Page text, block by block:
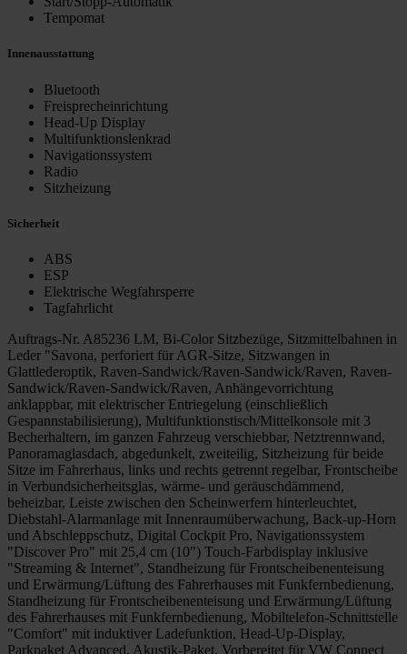
Tempomat
Innenausstattung
Bluetooth
Freisprecheinrichtung
Head-Up Display
Multifunktionslenkrad
Navigationssystem
Radio
Sitzheizung
Sicherheit
ABS
ESP
Elektrische Wegfahrsperre
Tagfahrlicht
Auftrags-Nr. A85236 LM, Bi-Color Sitzbezüge, Sitzmittelbahnen in
Leder "Savona, perforiert für AGR-Sitze, Sitzwangen in
Glattlederoptik, Raven-Sandwick/Raven-Sandwick/Raven, Raven-
Sandwick/Raven-Sandwick/Raven, Anhängevorrichtung
anklappbar, mit elektrischer Entriegelung (einschließlich
Gespannstabilisierung), Multifunktionstisch/Mittelkonsole mit 3
Becherhaltern, im ganzen Fahrzeug verschiebbar, Netztrennwand,
Panoramaglasdach, abgedunkelt, zweiteilig, Sitzheizung für beide
Sitze im Fahrerhaus, links und rechts getrennt regelbar, Frontscheibe
in Verbundsicherheitsglas, wärme- und geräuschdämmend,
beheizbar, Leiste zwischen den Scheinwerfern hinterleuchtet,
Diebstahl-Alarmanlage mit Innenraumüberwachung, Back-up-Horn
und Abschleppschutz, Digital Cockpit Pro, Navigationssystem
"Discover Pro" mit 25,4 cm (10") Touch-Farbdisplay inklusive
"Streaming & Internet", Standheizung für Frontscheibenenteisung
und Erwärmung/Lüftung des Fahrerhauses mit Funkfernbedienung,
Standheizung für Frontscheibenenteisung und Erwärmung/Lüftung
des Fahrerhauses mit Funkfernbedienung, Mobiltelefon-Schnittstelle
"Comfort" mit induktiver Ladefunktion, Head-Up-Display,
Parkpaket Advanced, Akustik-Paket, Vorbereitet für VW Connect